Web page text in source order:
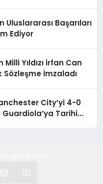
Uluslararası Başarıları
Ediyor
Yıldızı İrfan Can
Sözleşme İmzaladı
City’yi 4-0
Guardiola’ya Tarihi